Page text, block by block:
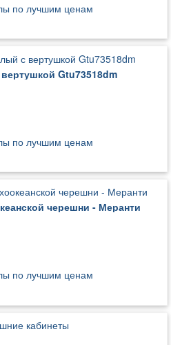
по лучшим ценам
Gtu73518dm
по лучшим ценам
черешни - Меранти
по лучшим ценам